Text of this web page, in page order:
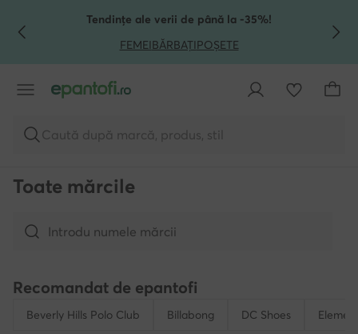
TRECI LA CONȚINUTUL PRINCIPAL
MERGI LA CĂUTARETendințe ale verii de până la -35%!
FEMEIBĂRBAȚIPOȘETE
Caută după marcă, produs, stil
Toate mărcile
Recomandat de epantofi
Beverly Hills Polo Club Billabong DC Shoes